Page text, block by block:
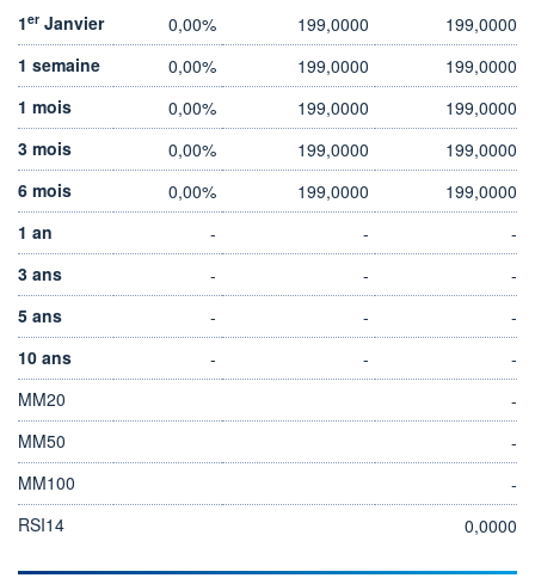
1er Janvier 0,00% 199,0000
199,0000
1 semaine
0,00% 199,0000
199,0000
1 mois
0,00% 199,0000
199,0000
3 mois
0,00% 199,0000
199,0000
6 mois
0,00% 199,0000
199,0000
1 an
- -
-
3 ans
- -
-
5 ans
- -
-
10 ans
- -
-
MM20
-
MM50
-
MM100
-
RSI14
0,0000